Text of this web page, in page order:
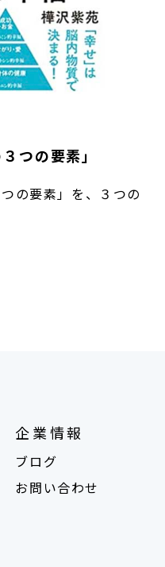
つの要素」
の要素」を、３つの
企業情報
ブログ
お問い合わせ